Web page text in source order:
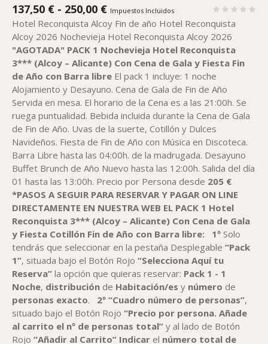
137,50 € - 250,00 €RANGO
DE
PRECIOS:
DESDE
137,50 €
HASTA
250,00 €
Impuestos Incluidos
Hotel Reconquista Alcoy Fin de año Hotel Reconquista
Alcoy 2026 Nochevieja Hotel Reconquista Alcoy 2026
"AGOTADA" PACK 1 Nochevieja Hotel Reconquista
3*** (Alcoy – Alicante) Con Cena de Gala y Fiesta Fin
de Año con Barra libre El pack 1 incluye: 1 noche
Alojamiento y Desayuno. Cena de Gala de Fin de Año
Servida en mesa. El horario de la Cena es a las 21:00h. Se
ruega puntualidad. Bebida incluida durante la Cena de Gala
de Fin de Año. Uvas de la suerte, Cotillón y Dulces
Navideños. Fiesta de Fin de Año con Música en Discoteca.
Barra Libre hasta las 04:00h. de la madrugada. Desayuno
Buffet Brunch de Año Nuevo hasta las 12:00h. Salida del día
01 hasta las 13:00h. Precio por Persona desde 205 €
*PASOS A SEGUIR PARA RESERVARY PAGAR ON LINE
DIRECTAMENTE EN NUESTRA WEB EL PACK 1 Hotel
Reconquista 3*** (Alcoy – Alicante) Con Cena de Gala
y Fiesta Cotillón Fin de Año con Barra libre: 1ºSolo
tendrás que seleccionar en la pestaña Desplegable“Pack
1”, situada bajo el Botón Rojo“Selecciona Aquí tu
Reserva” la opción que quieras reservar: Pack 1 - 1
Noche, distribución de Habitación/es y número de
personas exacto. 2º “Cuadro número de personas”,
situado bajo el Botón Rojo“Precio por persona. Añade
al carrito el nº de personas total”y al lado de Botón
Rojo“Añadir al Carrito” Indicar el número total de